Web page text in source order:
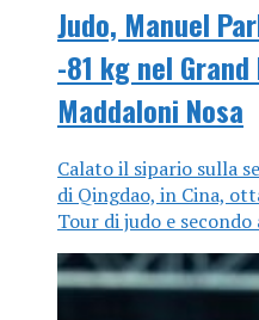
Judo, Manuel
-81 kg nel
Maddaloni Nosa
Calato il sipario sulla
di Qingdao, in Cina,
Tour di judo e